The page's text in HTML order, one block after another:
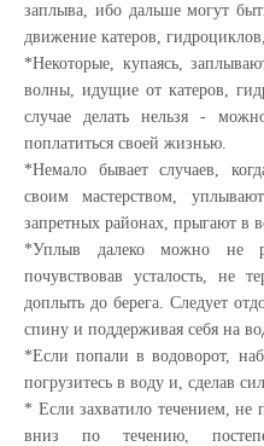
заплыва, ибо дальше могут
движение катеров,
*Некоторые, купаясь,
волны, идущие от катеров,
случае делать нельзя -
поплатиться своей жизнью.
*Немало бывает случаев,
своим мастерством,
запретных районах, прыгают в
*Уплыв далеко можно не
почувствовав усталость, не
доплыть до берега. Следует
спину и поддерживая себя на
*Если попали в водоворот,
погрузитесь в воду и, сделав
* Если захватило течением, не
вниз по течению,